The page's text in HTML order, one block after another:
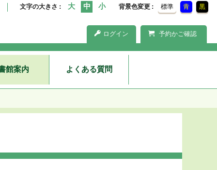
文字の大きさ 背景色変更 標準 青 黒
ログイン 予約かご確認
館案内 よくある質問